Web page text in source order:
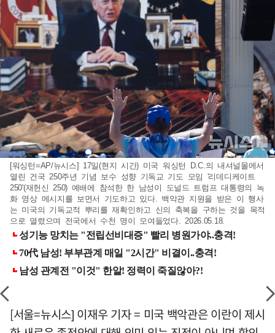
[워싱턴=AP/뉴시스] 17일(현지 시간) 미국 워싱턴 D.C.의 내셔널몰에서
열린 건국 250주년 기념 보수 성향 기독교 기도 모임 '리데디케이트
250'(재헌신 250) 예배에 참석한 한 남성이 도널드 트럼프 대통령의 녹
화 영상 메시지를 보면서 기도하고 있다. 백악관 지원을 받은 이 행사
는 미국의 기독교적 뿌리를 재확인하고 신의 축복을 구하는 것을 목적
으로 열렸으며 전국에서 수천 명이 모여들었다. 2026.05.18.
[서울=뉴시스] 이재우 기자 = 미국 백악관은 이란이 제시